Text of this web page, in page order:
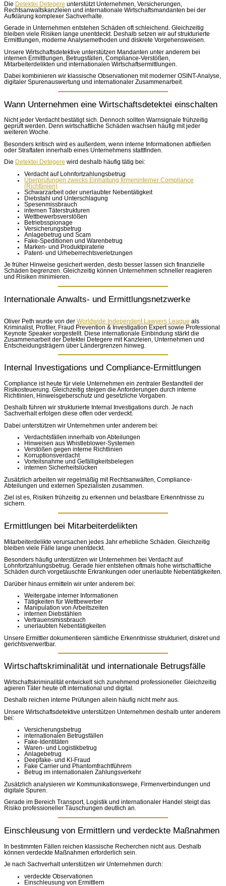
Die Detektei Detegere unterstützt Unternehmen, Versicherungen,
Rechtsanwaltskanzleien und internationale Wirtschaftsmandanten bei der
Aufklärung komplexer Sachverhalte.
Gerade in Unternehmen entstehen Schäden oft schleichend. Gleichzeitig
bleiben viele Risiken lange unentdeckt. Deshalb setzen wir auf strukturierte
Ermittlungen, moderne Analysemethoden und diskrete Vorgehensweisen.
Unsere Wirtschaftsdetektive unterstützen Mandanten unter anderem bei
internen Ermittlungen, Betrugsfällen, Compliance-Verstößen,
Mitarbeiterdelikten und internationalen Wirtschaftsermittlungen.
Dabei kombinieren wir klassische Observationen mit moderner OSINT-Analyse,
digitaler Spurenauswertung und internationaler Zusammenarbeit.
Wann Unternehmen eine Wirtschaftsdetektei einschalten
Nicht jeder Verdacht bestätigt sich. Dennoch sollten Warnsignale frühzeitig
geprüft werden. Denn wirtschaftliche Schäden wachsen häufig mit jeder
weiteren Woche.
Besonders kritisch wird es außerdem, wenn interne Informationen abfließen
oder Straftaten innerhalb eines Unternehmens stattfinden.
Die Detektei Detegere wird deshalb häufig tätig bei:
Verdacht auf Lohnfortzahlungsbetrug
Überprüfungen zwecks Einhaltung firmeninterner Compliance
(Richtlinien)
Schwarzarbeit oder unerlaubter Nebentätigkeit
Diebstahl und Unterschlagung
Spesenmissbrauch
internen Täterstrukturen
Wettbewerbsverstößen
Betriebsspionage
Versicherungsbetrug
Anlagebetrug und Scam
Fake-Speditionen und Warenbetrug
Marken- und Produktpiraterie
Patent- und Urheberrechtsverletzungen
Je früher Hinweise gesichert werden, desto besser lassen sich finanzielle
Schäden begrenzen. Gleichzeitig können Unternehmen schneller reagieren
und Risiken minimieren.
Internationale Anwalts- und Ermittlungsnetzwerke
Oliver Peth wurde von der Worldwide Independent Lawyers League als
Kriminalist, Profiler, Fraud Prevention & Investigation Expert sowie Professional
Keynote Speaker vorgestellt. Diese internationale Einbindung stärkt die
Zusammenarbeit der Detektei Detegere mit Kanzleien, Unternehmen und
Entscheidungsträgern über Ländergrenzen hinweg.
Internal Investigations und Compliance-Ermittlungen
Compliance ist heute für viele Unternehmen ein zentraler Bestandteil der
Risikosteuerung. Gleichzeitig steigen die Anforderungen durch interne
Richtlinien, Hinweisgeberschutz und gesetzliche Vorgaben.
Deshalb führen wir strukturierte Internal Investigations durch. Je nach
Sachverhalt erfolgen diese offen oder verdeckt.
Dabei unterstützen wir Unternehmen unter anderem bei:
Verdachtsfällen innerhalb von Abteilungen
Hinweisen aus Whistleblower-Systemen
Verstößen gegen interne Richtlinien
Korruptionsverdacht
Vorteilsnahme und Gefälligkeitsbelegen
internen Sicherheitslücken
Zusätzlich arbeiten wir regelmäßig mit Rechtsanwälten, Compliance-
Abteilungen und externen Spezialisten zusammen.
Ziel ist es, Risiken frühzeitig zu erkennen und belastbare Erkenntnisse zu
sichern.
Ermittlungen bei Mitarbeiterdelikten
Mitarbeiterdelikte verursachen jedes Jahr erhebliche Schäden. Gleichzeitig
bleiben viele Fälle lange unentdeckt.
Besonders häufig unterstützen wir Unternehmen bei Verdacht auf
Lohnfortzahlungsbetrug. Gerade hier entstehen oftmals hohe wirtschaftliche
Schäden durch vorgetäuschte Erkrankungen oder unerlaubte Nebentätigkeiten.
Darüber hinaus ermitteln wir unter anderem bei:
Weitergabe interner Informationen
Tätigkeiten für Wettbewerber
Manipulation von Arbeitszeiten
internen Diebstählen
Vertrauensmissbrauch
unerlaubten Nebentätigkeiten
Unsere Ermittler dokumentieren sämtliche Erkenntnisse strukturiert, diskret und
gerichtsverwertbar.
Wirtschaftskriminalität und internationale Betrugsfälle
Wirtschaftskriminalität entwickelt sich zunehmend professioneller. Gleichzeitig
agieren Täter heute oft international und digital.
Deshalb reichen interne Prüfungen allein häufig nicht mehr aus.
Unsere Wirtschaftsdetektive unterstützen Unternehmen deshalb unter anderem
bei:
Versicherungsbetrug
internationalen Betrugsfällen
Fake-Identitäten
Waren- und Logistikbetrug
Anlagebetrug
Deepfake- und KI-Fraud
Fake Carrier und Phantomfrachtführern
Betrug im internationalen Zahlungsverkehr
Zusätzlich analysieren wir Kommunikationswege, Firmenverbindungen und
digitale Spuren.
Gerade im Bereich Transport, Logistik und internationaler Handel steigt das
Risiko professioneller Täuschungen deutlich an.
Einschleusung von Ermittlern und verdeckte Maßnahmen
In bestimmten Fällen reichen klassische Recherchen nicht aus. Deshalb
können verdeckte Maßnahmen erforderlich sein.
Je nach Sachverhalt unterstützen wir Unternehmen durch:
verdeckte Observationen
Einschleusung von Ermittlern